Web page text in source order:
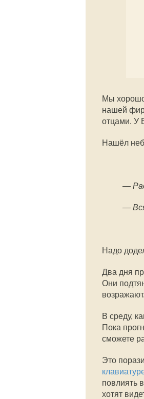
Мы
нашей
отцами. У
Нашёл
—
—
Надо
Два дня
Они
В среду,
Пока
сможете
Это
повлиять
хотят